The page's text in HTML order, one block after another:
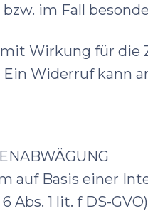
bzw. im Fall
Wirkung für
Widerruf kann
auf Basis einer
1 lit. f DS-